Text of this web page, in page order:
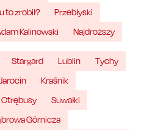
to zrobił?
Przebłyski
Kalinowski
Najdroższy
Stargard Lublin
Tychy
Jarocin
Kraśnik
Otrębusy
Suwałki
Górnicza